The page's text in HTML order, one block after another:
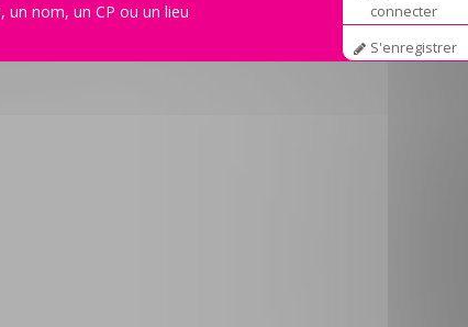
connecter
S'enregistrer